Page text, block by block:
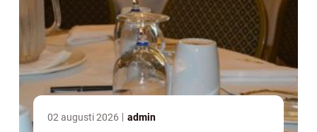
02 augusti 2026 admin